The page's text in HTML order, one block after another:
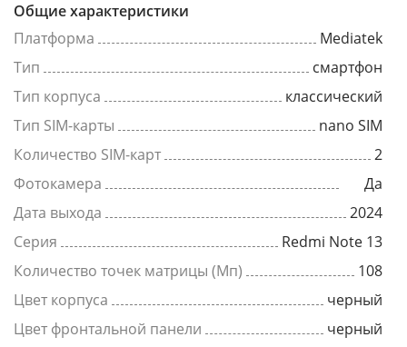
Общие характеристики
Платформа
Mediatek
Тип
смартфон
Тип корпуса
классический
Тип SIM-карты
nano SIM
Количество SIM-карт
2
Фотокамера
Да
Дата выхода
2024
Серия
Redmi Note 13
Количество точек матрицы (Мп)
108
Цвет корпуса
черный
Цвет фронтальной панели
черный